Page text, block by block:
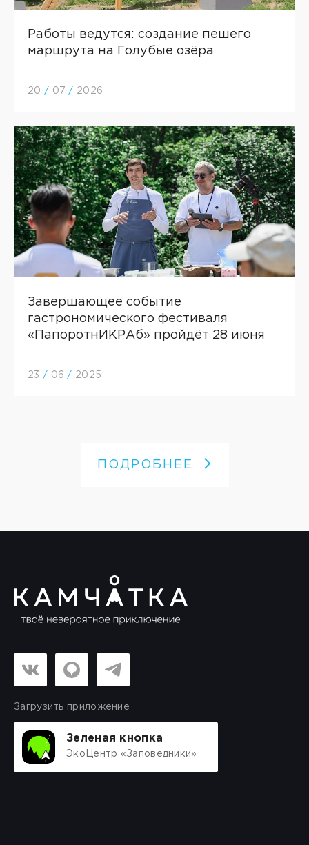
Работы ведутся: создание пешего
маршрута на Голубые озёра
20 / 07 / 2026
Завершающее событие
гастрономического фестиваля
«ПапоротнИКРАб» пройдёт 28 июня
23 / 06 / 2025
ПОДРОБНЕЕ
Загрузить приложение
Зеленая кнопка
ЭкоЦентр «Заповедники»